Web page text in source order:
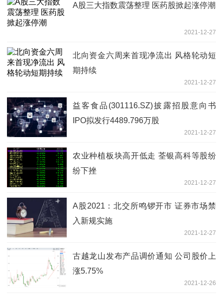
A股三大指数震荡整理 医药股掀起涨停潮
2021-12-27
北向资金六周来首现净流出 风格轮动短
期持续
2021-12-27
益客食品(301116.SZ)披露招股意向书
IPO拟发行4489.796万股
2021-12-27
农业种植板块高开低走 荃银高科等股纷
纷下挫
2021-12-27
A股2021：北交所鸣锣开市 证券市场禁
入新规实施
2021-12-27
古越龙山发布产品调价通知 公司股价上
涨5.75%
2021-12-26